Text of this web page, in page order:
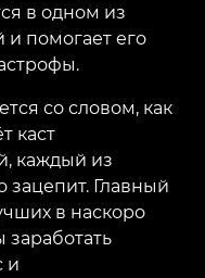
в одном из
помогает его
со словом, как
каст
каждый из
зацепит. Главный
в наскоро
и